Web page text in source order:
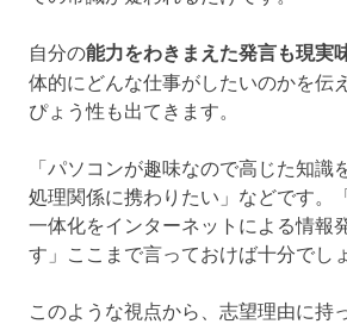
自分の能力をわきまえた発言も現実
体的にどんな仕事がしたいのかを伝
ぴょう性も出てきます。
「パソコンが趣味なので高じた知識
処理関係に携わりたい」などです。
一体化をインターネットによる情報
す」ここまで言っておけば十分でしょ
このような視点から、志望理由に持